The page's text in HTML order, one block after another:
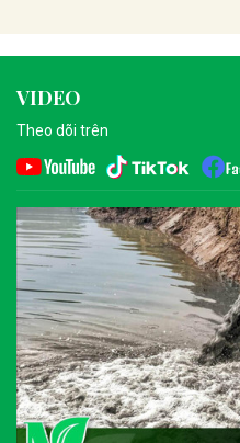
VIDEO
Theo dõi trên